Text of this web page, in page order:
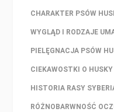
CHARAKTER PSÓW
WYGLĄD I RODZAJE
PIELĘGNACJA PSÓW
CIEKAWOSTKI O HUSKY
HISTORIA RASY
RÓŻNOBARWNOŚĆ